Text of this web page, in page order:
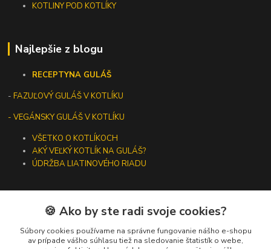
KOTLINY POD KOTLÍKY
Najlepšie z blogu
RECEPTYNA GULÁŠ
-FAZUĽOVÝ GULÁŠ V KOTLÍKU
- VEGÁNSKY GULÁŠ V KOTLÍKU
VŠETKO O KOTLÍKOCH
AKÝ VEĽKÝ KOTLÍK NA GULÁŠ?
ÚDRŽBA LIATINOVÉHO RIADU
Kontakty
🍪 Ako by ste radi svoje cookies?
Súbory cookies používame na správne fungovanie nášho e-shopu
av prípade vášho súhlasu tiež na sledovanie štatistík o webe,